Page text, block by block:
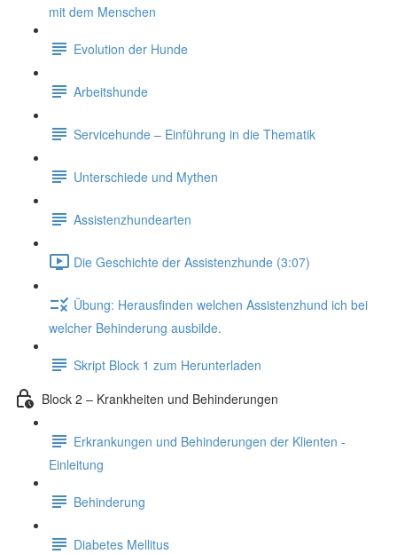
mit dem Menschen
Evolution der Hunde
Arbeitshunde
Servicehunde – Einführung in die Thematik
Unterschiede und Mythen
Assistenzhundearten
Die Geschichte der Assistenzhunde (3:07)
Übung: Herausfinden welchen Assistenzhund ich bei
welcher Behinderung ausbilde.
Skript Block 1 zum Herunterladen
Block 2 – Krankheiten und Behinderungen
Erkrankungen und Behinderungen der Klienten -
Einleitung
Behinderung
Diabetes Mellitus